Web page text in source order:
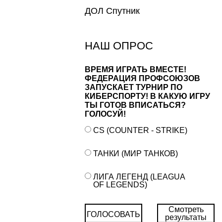
ДОЛ Спутник
НАШ ОПРОС
ВРЕМЯ ИГРАТЬ ВМЕСТЕ!
ФЕДЕРАЦИЯ ПРОФСОЮЗОВ
ЗАПУСКАЕТ ТУРНИР ПО
КИБЕРСПОРТУ! В КАКУЮ ИГРУ
ТЫ ГОТОВ ВПИСАТЬСЯ?
ГОЛОСУЙ!
CS (COUNTER - STRIKE)
ТАНКИ (МИР ТАНКОВ)
ЛИГА ЛЕГЕНД (LEAGUA
OF LEGENDS)
ГОЛОСОВАТЬ
Смотреть
результаты